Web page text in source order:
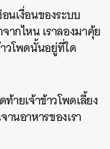
เงื่อนของระบบ
ากไหน เราลองมาคุ้ย
วโพดนั้นอยู่ที่ใด
ายเจ้าข้าวโพดเลี้ยง
นอาหารของเรา